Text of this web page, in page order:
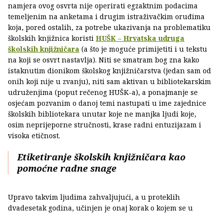
namjera ovog osvrta nije operirati egzaktnim podacima
temeljenim na anketama i drugim istraživačkim oruđima
koja, pored ostalih, za potrebe ukazivanja na problematiku
školskih knjižnica koristi HUŠK – Hrvatska udruga
školskih knjižničara (a što je moguće primijetiti i u tekstu
na koji se osvrt nastavlja). Niti se smatram bog zna kako
istaknutim dionikom školskog knjižničarstva (jedan sam od
onih koji nije u zvanju), niti sam aktivan u bibliotekarskim
udruženjima (poput rečenog HUŠK-a), a ponajmanje se
osjećam pozvanim o danoj temi nastupati u ime zajednice
školskih bibliotekara unutar koje ne manjka ljudi koje,
osim neprijeporne stručnosti, krase radni entuzijazam i
visoka etičnost.
Etiketiranje školskih knjižničara kao
pomoćne radne snage
Upravo takvim ljudima zahvaljujući, a u proteklih
dvadesetak godina, učinjen je onaj korak o kojem se u